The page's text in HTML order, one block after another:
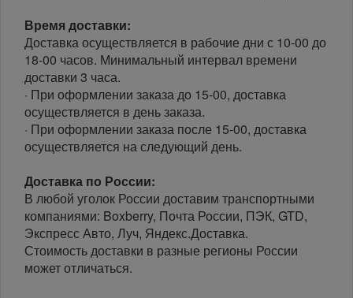
Время доставки:
Доставка осуществляется в рабочие дни с 10-00 до
18-00 часов. Минимальный интервал времени
доставки 3 часа.
· При оформлении заказа до 15-00, доставка
осуществляется в день заказа.
· При оформлении заказа после 15-00, доставка
осуществляется на следующий день.
Доставка по России:
В любой уголок России доставим транспортными
компаниями: Boxberry, Почта России, ПЭК, GTD,
Экспресс Авто, Луч, Яндекс.Доставка.
Стоимость доставки в разные регионы России
может отличаться.